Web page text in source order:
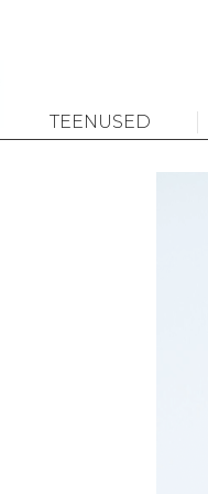
TEENUSED